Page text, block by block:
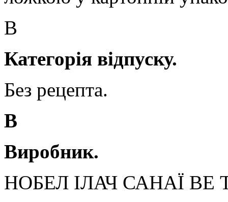
В
Категорія відпуску.
Без рецепта.
В
Виробник.
НОБЕЛ ІЛАЧ САНАЇ